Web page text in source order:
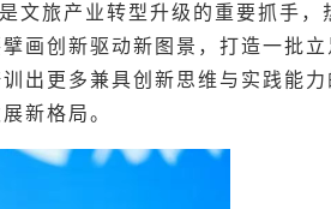
文旅产业转型升级的重要抓手，
画创新驱动新图景，打造一批
出更多兼具创新思维与实践能
新格局。